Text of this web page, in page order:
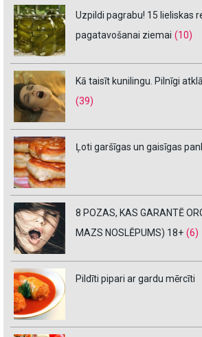
Uzpildi pagrabu! 15 lieliskas
pagatavošanai ziemai (10)
Kā taisīt kunilingu. Pilnīgi
(39)
Ļoti garšīgas un gaisīgas
8 POZAS, KAS GARANTĒ
MAZS NOSLĒPUMS) 18+ (6)
Pildīti pipari ar gardu mērcīti